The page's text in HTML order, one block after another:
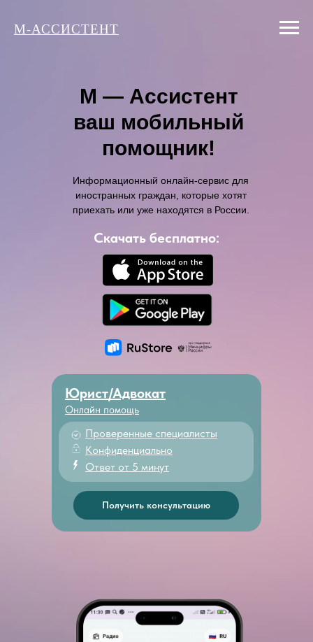
М-АССИСТЕНТ
М — Ассистент
ваш мобильный
помощник!
Информационный онлайн-сервис для
иностранных граждан, которые хотят
приехать или уже находятся в России.
Юрист/Адвокат
Онлайн помощь
Проверенные специалисты
Конфиденциально
Ответ от 5 минут
Получить консультацию
Скачать бесплатно: